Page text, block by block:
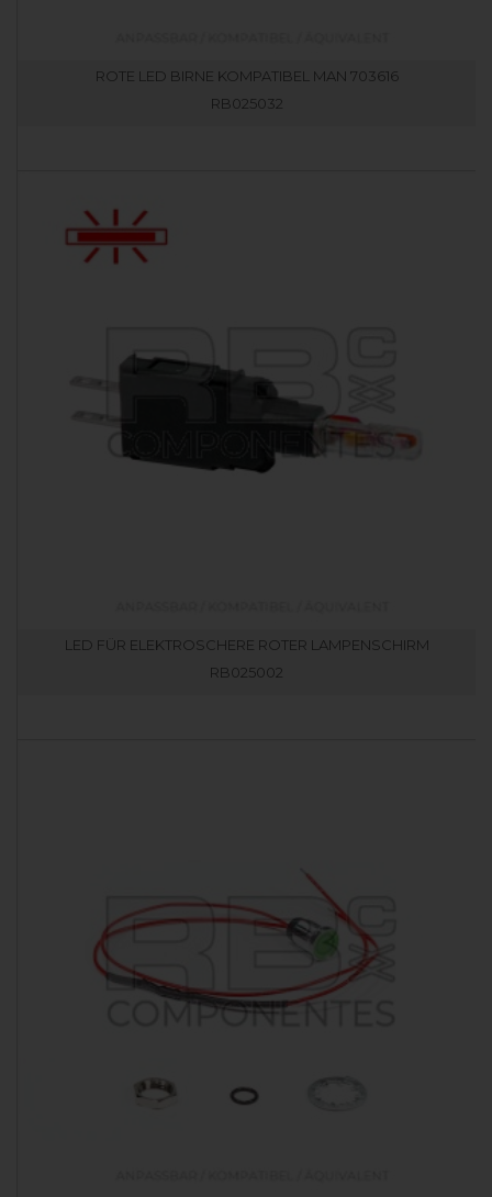
ROTE LED BIRNE KOMPATIBEL MAN 703616
RB025032
LED FÜR ELEKTROSCHERE ROTER LAMPENSCHIRM
RB025002